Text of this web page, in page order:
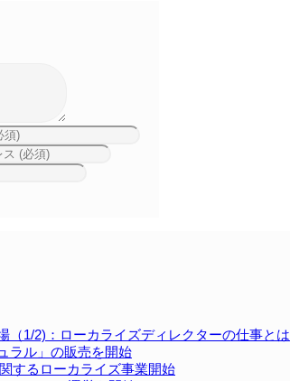
（1/2)：ローカライズディレクターの仕事とは
ラル」の販売を開始
するローカライズ事業開始